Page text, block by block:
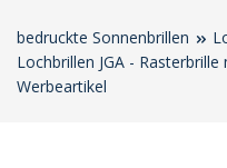
bedruckte Sonnenbrillen
Lochbrillen JGA -
Werbeartikel